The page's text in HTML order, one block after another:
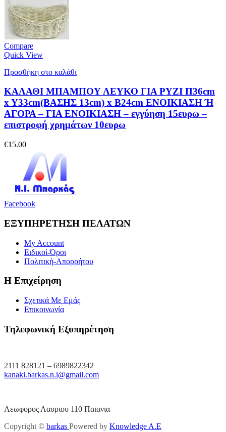
Compare
Quick View
Προσθήκη στο καλάθι
ΚΑΛΑΘΙ ΜΠΑΜΠΟΥ ΛΕΥΚΟ ΓΙΑ ΡΥΖΙ Π36cm
x Y33cm(BAΣΗΣ 13cm) x B24cm ΕΝΟΙΚΙΑΣΗ Ή
ΑΓΟΡΑ – ΓΙΑ ΕΝΟΙΚΙΑΣΗ – εγγύηση 15ευρω –
επιστροφή χρημάτων 10ευρω
€15.00
Facebook
ΕΞΥΠΗΡΕΤΗΣΗ ΠΕΛΑΤΩΝ
My Account
Ειδικοί-Όροι
Πολιτική-Απορρήτου
Η Επιχείρηση
Σχετικά Με Εμάς
Επικοινωνία
Τηλεφωνική Εξυπηρέτηση
2111 828121 – 6989822342
kanaki.barkas.n.i@gmail.com
Λεωφορος Λαυριου 110 Παιανια
Copyright © barkas Powered by Knowledge A.E